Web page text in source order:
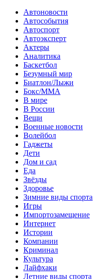
Автоновости
Автособытия
Автоспорт
Автоэксперт
Актеры
Аналитика
Баскетбол
Безумный мир
Биатлон/Лыжи
Бокс/MMA
В мире
В России
Вещи
Военные новости
Волейбол
Гаджеты
Дети
Дом и сад
Еда
Звёзды
Здоровье
Зимние виды спорта
Игры
Импортозамещение
Интернет
Истории
Компании
Криминал
Культура
Лайфхаки
Летние виды спорта